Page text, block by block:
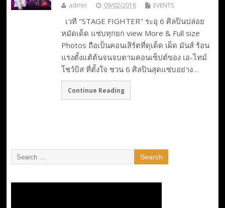
admin 09/02/2016 EVENTS
เวที "STAGE FIGHTER" ระอุ 6 ศิลปินปล่อย
หมัดเด็ด แซ่บทุกยก view More & Full size
Photos ​ถือเป็นคอนเสิร์ตที่ดุเด็ด เผ็ด มันส์ ร้อน
แรงตั้งแต้ต้นจนจบตามคอนเซ็ปต์ของ เอ-ไทม์
โชว์บิส ที่ตั้งใจ ชวน 6 ศิลปินสุดแซ่บอย่าง…
Continue Reading